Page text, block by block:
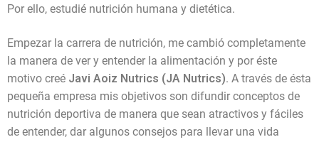
Por ello, estudié nutrición humana y dietética.
Empezar la carrera de nutrición, me cambió completamente
la manera de ver y entender la alimentación y por éste
motivo creé Javi Aoiz Nutrics (JA Nutrics). A través de ésta
pequeña empresa mis objetivos son difundir conceptos de
nutrición deportiva de manera que sean atractivos y fáciles
de entender, dar algunos consejos para llevar una vida